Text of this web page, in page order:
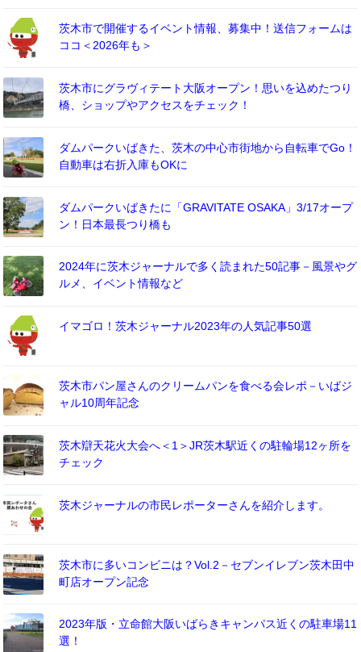
茨木市で開催するイベント情報、募集中！送信フォームは
ココ＜2026年も＞
茨木市にグラヴィテート大阪オープン！思いを込めたつり
橋、ショップやアクセスをチェック！
ダムパークいばきた、茨木の中心市街地から自転車でGo！
自動車は右折入庫もOKに
ダムパークいばきたに「GRAVITATE OSAKA」3/17オープ
ン！日本最長つり橋も
2024年に茨木ジャーナルで多く読まれた50記事－風景やグ
ルメ、イベント情報など
イマゴロ！茨木ジャーナル2023年の人気記事50選
茨木市パン屋さんのクリームパンを食べる会レポ－いばジ
ャル10周年記念
茨木辯天花火大会へ＜1＞JR茨木駅近くの駐輪場12ヶ所を
チェック
茨木ジャーナルの市民レポーターさんを紹介します。
茨木市に多いコンビニは？Vol.2－セブンイレブン茨木田中
町店オープン記念
2023年版・立命館大阪いばらきキャンパス近くの駐車場11
選！